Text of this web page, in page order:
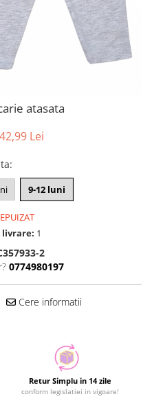
atasata
42,99 Lei
:
9-12 luni
livrare: 1
2
0774980197
Cere informatii
Retur Simplu in 14 zile
conform legislatiei in vigoare!